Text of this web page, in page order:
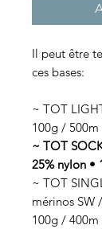
Il peut être
ces bases:
~ TOT
100g / 500m
~ TOT
25% nylon •
~ TOT
mérinos SW
100g / 400m